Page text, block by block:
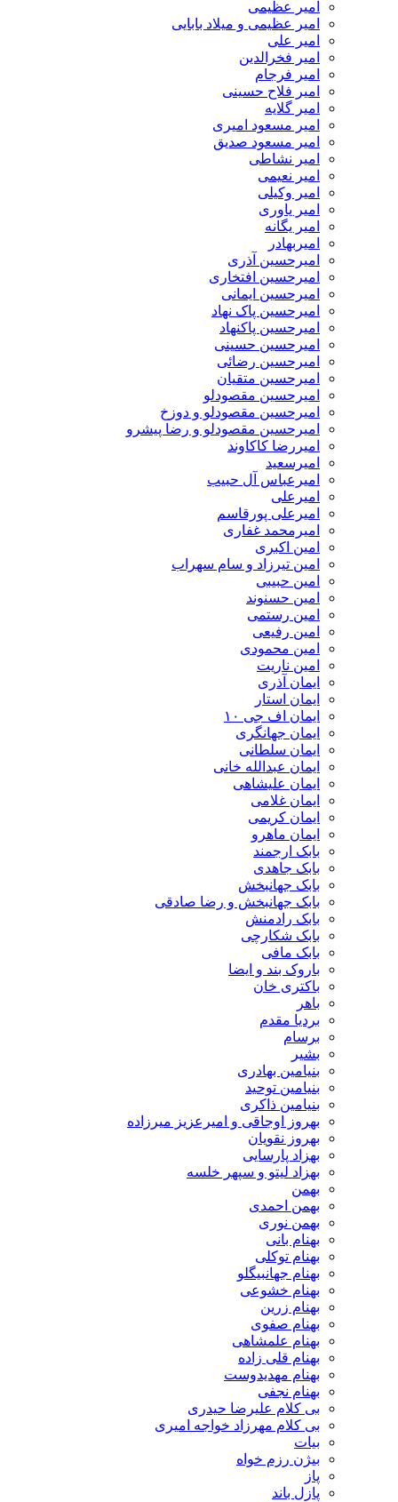
امیر عظیمی
امیر عظیمی و میلاد بابایی
امیر علی
امیر فخرالدین
امیر فرجام
امیر فلاح حسینی
امیر گلایه
امیر مسعود امیری
امیر مسعود صدیق
امیر نشاطی
امیر نعیمی
امیر وکیلی
امیر یاوری
امیر یگانه
امیربهادر
امیرحسین آذری
امیرحسین افتخاری
امیرحسین ایمانی
امیرحسین پاک نهاد
امیرحسین پاکنهاد
امیرحسین حسینی
امیرحسین رضائی
امیرحسین متقیان
امیرحسین مقصودلو
امیرحسین مقصودلو و دوزخ
امیرحسین مقصودلو و رضا پیشرو
امیررضا کاکاوند
امیرسعید
امیرعباس آل حبیب
امیرعلی
امیرعلی پورقاسم
امیرمحمد غفاری
امین اکبری
امین تیرزاد و سام سهراب
امین حبیبی
امین حسنوند
امین رستمی
امین رفیعی
امین محمودی
امین ناریت
ایمان آذری
ایمان استار
ایمان اف جی ۱۰
ایمان جهانگری
ایمان سلطانی
ایمان عبدالله خانی
ایمان علیشاهی
ایمان غلامی
ایمان کریمی
ایمان ماهرو
بابک ارجمند
بابک جاهدی
بابک جهانبخش
بابک جهانبخش و رضا صادقی
بابک رادمنش
بابک شکارچی
بابک مافی
باروک بند و ایضا
باکتری خان
باهر
بردیا مقدم
برسام
بشیر
بنیامین بهادری
بنیامین توحید
بنیامین ذاکری
بهروز اوجاقی و امیرعزیز میرزاده
بهروز نقویان
بهزاد پارسایی
بهزاد لیتو و سپهر خلسه
بهمن
بهمن احمدی
بهمن نوری
بهنام بانی
بهنام توکلی
بهنام جهانبیگلو
بهنام خشوعی
بهنام زرین
بهنام صفوی
بهنام علمشاهی
بهنام قلی زاده
بهنام مهدیدوست
بهنام نجفی
بی کلام علیرضا حیدری
بی کلام مهرزاد خواجه امیری
بیات
بیژن رزم خواه
پاز
پازل باند